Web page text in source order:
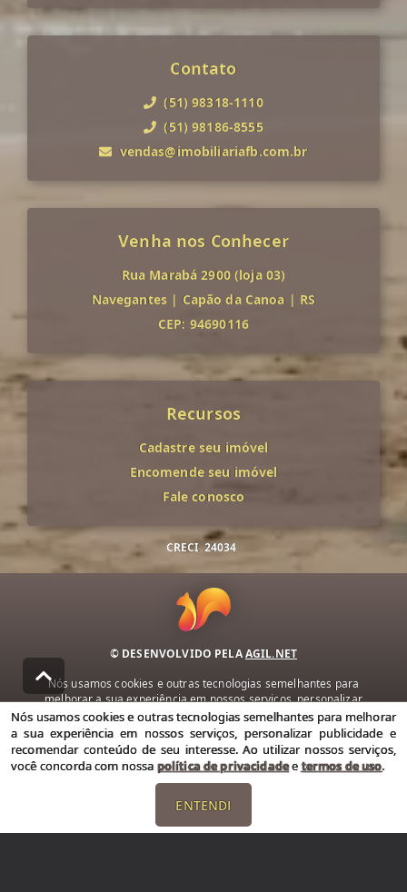
Contato
(51) 98318-1110
(51) 98186-8555
vendas@imobiliariafb.com.br
Venha nos Conhecer
Rua Marabá 2900 (loja 03)
Navegantes | Capão da Canoa | RS
CEP: 94690116
Recursos
Cadastre seu imóvel
Encomende seu imóvel
Fale conosco
CRECI 24034
© DESENVOLVIDO PELAAGIL.NET
Nós usamos cookies e outras tecnologias semelhantes para
melhorar a sua experiência em nossos serviços, personalizar
publicidade e recomendar conteúdo de seu interesse. Ao utilizar
nossos serviços, você concorda com nossa política de privacidade e
termos de uso.
Política de Privacidade Termos de uso
Nós usamos cookies e outras tecnologias semelhantes para melhorar
a sua experiência em nossos serviços, personalizar publicidade e
recomendar conteúdo de seu interesse. Ao utilizar nossos serviços,
você concorda com nossa política de privacidadeetermos de uso.
ENTENDI